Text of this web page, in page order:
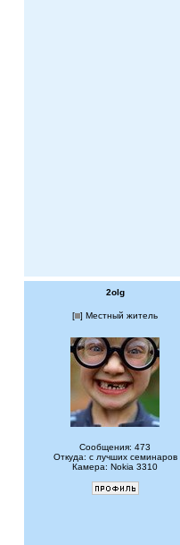
2olg
[ ] Местный житель
Сообщения: 473
Откуда: с лучших семинаров
Камера: Nokia 3310